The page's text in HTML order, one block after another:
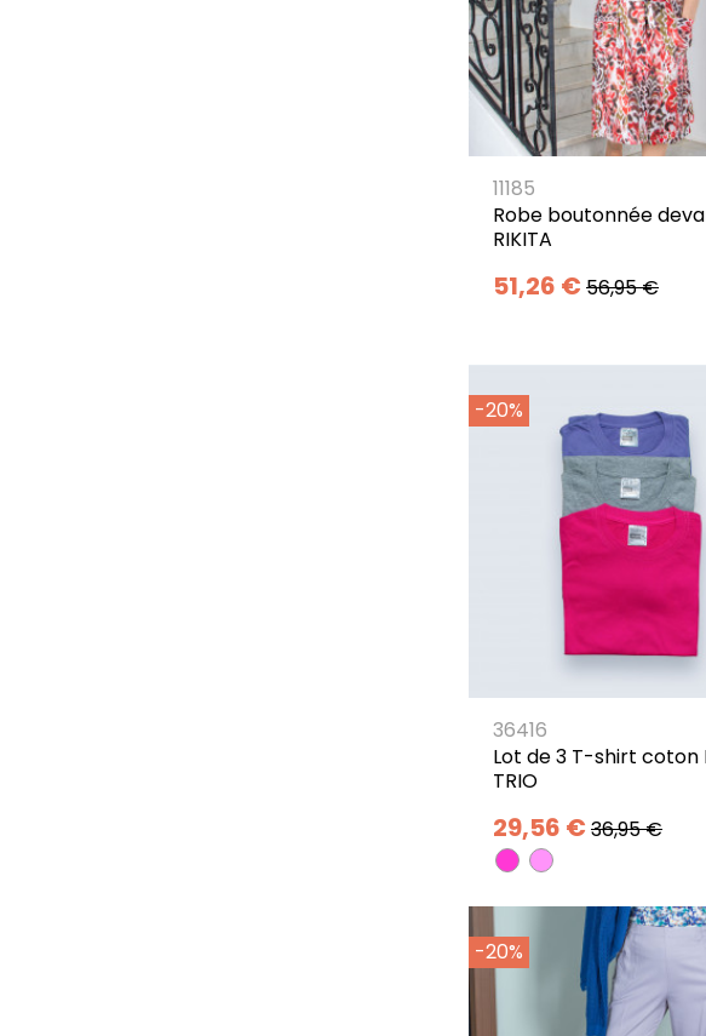
11185
Robe boutonnée
RIKITA
51,26 € 56,95 €
-20%
36416
Lot de 3 T-shirt coton
TRIO
29,56 € 36,95 €
-20%